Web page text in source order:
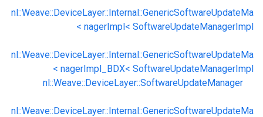
nl::Weave::DeviceLayer::Internal::GenericSoftwareUpdateMa
nagerImpl< SoftwareUpdateManagerImpl >
nl::Weave::DeviceLayer::Internal::GenericSoftwareUpdateMa
nagerImpl_BDX< SoftwareUpdateManagerImpl >
nl::Weave::DeviceLayer::SoftwareUpdateManager
nl::Weave::DeviceLayer::Internal::GenericSoftwareUpdateMa